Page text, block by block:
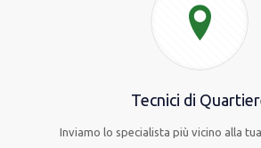
Tecnici di
Inviamo lo specialista più vicino alla